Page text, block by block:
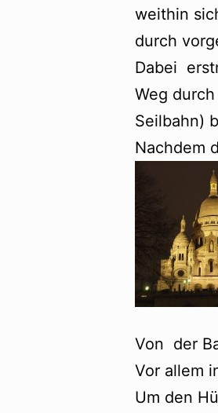
weithin
durch
Dabei
Weg
Seilbahn)
Nachdem
Von der
Vor allem
Um den